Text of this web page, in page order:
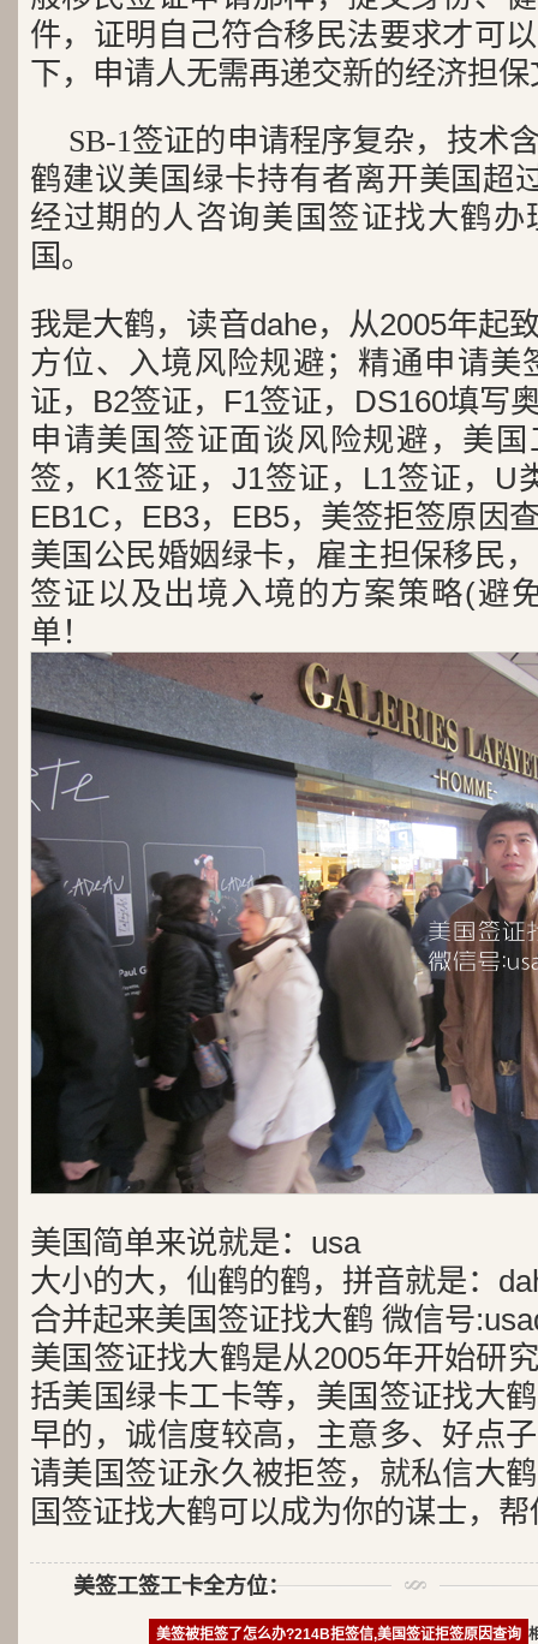
件，证明自己符合移民法要求才可
下，申请人无需再递交新的经济担保
SB-1签证的申请程序复杂，技术
鹤建议美国绿卡持有者离开美国超
经过期的人咨询美国签证找大鹤
国。
我是大鹤，读音dahe，从2005年起
方位、入境风险规避；精通申请美
证，B2签证，F1签证，DS160填写
申请美国签证面谈风险规避，美
签，K1签证，J1签证，L1签证，U
EB1C，EB3，EB5，美签拒签原因
美国公民婚姻绿卡，雇主担保移民
签证以及出境入境的方案策略(避
单！
美国简单来说就是：usa
大小的大，仙鹤的鹤，拼音就是：
合并起来美国签证找大鹤 微信号
美国签证找大鹤是从2005年开始研
括美国绿卡工卡等，美国签证找大
早的，诚信度较高，主意多、好点
请美国签证永久被拒签，就私信大
国签证找大鹤可以成为你的谋士，
美签工签工卡全方位：
美签被拒签了怎么办?214B拒签信,美国签证拒签原因查询